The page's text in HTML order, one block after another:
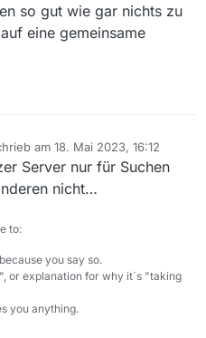
so gut wie gar nichts zu
eine gemeinsame
am 18. Mai 2023, 16:12
editiert von
Server nur für Suchen
nicht…
to:
you say so.
or explanation for why it´s "taking
you anything.